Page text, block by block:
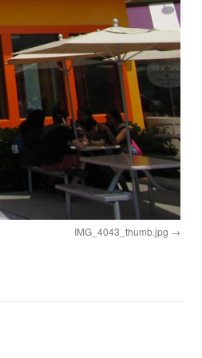
IMG_4043_thumb.jpg